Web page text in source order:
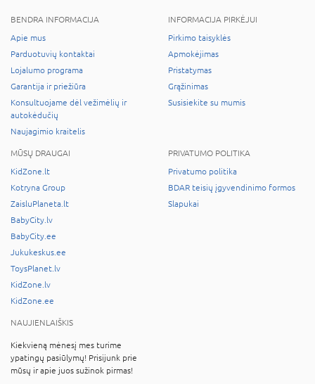
BENDRA INFORMACIJA
Apie mus
Parduotuvių kontaktai
Lojalumo programa
Garantija ir priežiūra
Konsultuojame dėl vežimėlių ir
autokėdučių
Naujagimio kraitelis
INFORMACIJA PIRKĖJUI
Pirkimo taisyklės
Apmokėjimas
Pristatymas
Grąžinimas
Susisiekite su mumis
MŪSŲ DRAUGAI
KidZone.lt
Kotryna Group
ZaisluPlaneta.lt
BabyCity.lv
BabyCity.ee
Jukukeskus.ee
ToysPlanet.lv
KidZone.lv
KidZone.ee
PRIVATUMO POLITIKA
Privatumo politika
BDAR teisių įgyvendinimo formos
Slapukai
NAUJIENLAIŠKIS
Kiekvieną mėnesį mes turime
ypatingų pasiūlymų! Prisijunk prie
mūsų ir apie juos sužinok pirmas!